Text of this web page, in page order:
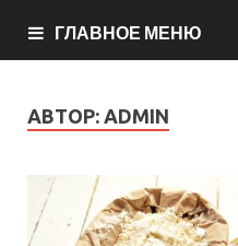
ГЛАВНОЕ МЕНЮ
АВТОР: ADMIN